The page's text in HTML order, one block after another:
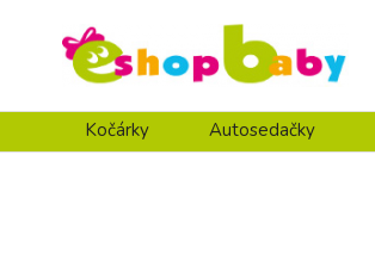
Kočárky Autosedačky